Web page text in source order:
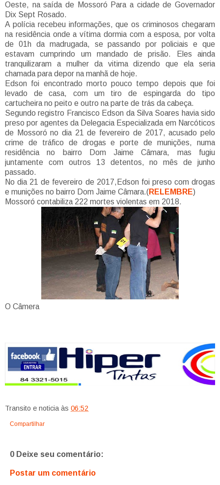
Oeste, na saída de Mossoró Para a cidade de Governador
Dix Sept Rosado.
A polícia recebeu informações, que os criminosos chegaram
na residência onde a vítima dormia com a esposa, por volta
de 01h da madrugada, se passando por policiais e que
estavam cumprindo um mandado de prisão. Eles ainda
tranquilizaram a mulher da vitima dizendo que ela seria
chamada para depor na manhã de hoje.
Edson foi encontrado morto pouco tempo depois que foi
levado de casa, com um tiro de espingarda do tipo
cartucheira no peito e outro na parte de trás da cabeça.
Segundo registro Francisco Edson da Silva Soares havia sido
preso por agentes da Delegacia Especializada em Narcóticos
de Mossoró no dia 21 de fevereiro de 2017, acusado pelo
crime de tráfico de drogas e porte de munições, numa
residência no bairro Dom Jaime Câmara, mas fugiu
juntamente com outros 13 detentos, no mês de junho
passado.
No dia 21 de fevereiro de 2017,Edson foi preso com drogas
e munições no bairro Dom Jaime Câmara.(RELEMBRE)
Mossoró contabiliza 222 mortes violentas em 2018.
O Câmera
Transito e noticia às 06:52
Compartilhar
0 Deixe seu comentário:
Postar um comentário